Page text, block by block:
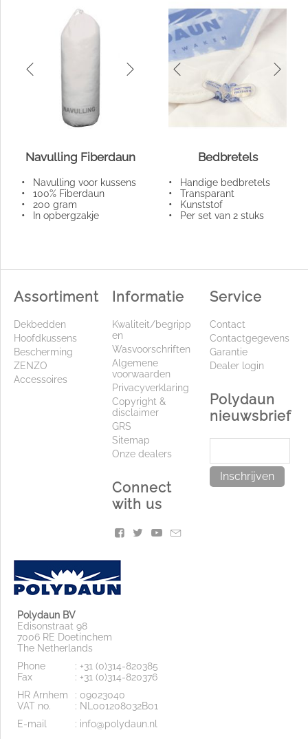
Navulling Fiberdaun
• Navulling voor kussens
• 100% Fiberdaun
• 200 gram
• In opbergzakje
Bedbretels
• Handige bedbretels
• Transparant
• Kunststof
• Per set van 2 stuks
Assortiment
Dekbedden
Hoofdkussens
Bescherming
ZENZO
Accessoires
Informatie
Kwaliteit/begripp
en
Wasvoorschriften
Algemene
voorwaarden
Privacyverklaring
Copyright &
disclaimer
GRS
Sitemap
Onze dealers
Connect
with us
Service
Contact
Contactgegevens
Garantie
Dealer login
Polydaun
nieuwsbrief
Inschrijven
Polydaun BV
Edisonstraat 98
7006 RE Doetinchem
The Netherlands
Phone
Fax
: +31 (0)314-820385
: +31 (0)314-820376
HR Arnhem
VAT no.
: 09023040
: NL001208032B01
E-mail
: info@polydaun.nl